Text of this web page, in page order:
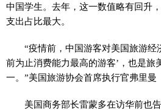
中国学生。去年，这一数值略有回升
支出占比最大。
“疫情前，中国游客对美国旅游经
前为止消费能力最高的游客’，也是旅
一。”美国旅游协会首席执行官弗里曼
美国商务部长雷蒙多在访华前也